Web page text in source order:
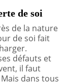
de soi
de la nature
de soi fait
défauts et
il faut
dans tous